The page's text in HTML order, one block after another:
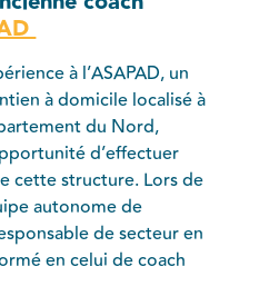
à l’ASAPAD, un
à domicile localisé à
du Nord,
d’effectuer
cette structure. Lors de
autonome de
de secteur en
en celui de coach